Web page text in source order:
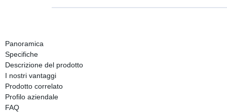
Panoramica
Specifiche
Descrizione del prodotto
I nostri vantaggi
Prodotto correlato
Profilo aziendale
FAQ